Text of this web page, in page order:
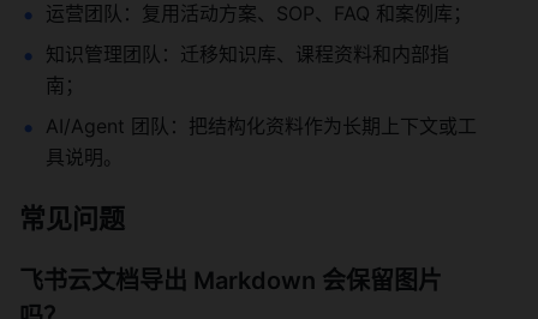
运营团队：复用活动方案、SOP、FAQ 和案例库；
知识管理团队：迁移知识库、课程资料和内部指
南；
AI/Agent 团队：把结构化资料作为长期上下文或工
具说明。
常见问题
飞书云文档导出 Markdown 会保留图片